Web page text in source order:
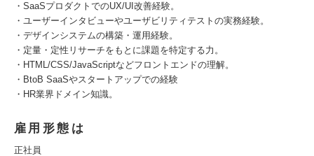
・SaaSプロダクトでのUX/UI改善経験。
・ユーザーインタビューやユーザビリティテストの実務経験。
・デザインシステムの構築・運用経験。
・定量・定性リサーチをもとに課題を特定する力。
・HTML/CSS/JavaScriptなどフロントエンドの理解。
・BtoB SaaSやスタートアップでの経験
・HR業界ドメイン知識。
雇用形態は
正社員